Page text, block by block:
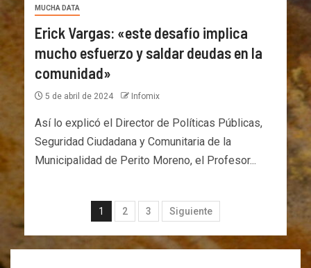
MUCHA DATA
Erick Vargas: «este desafío implica
mucho esfuerzo y saldar deudas en la
comunidad»
5 de abril de 2024 Infomix
Así lo explicó el Director de Políticas Públicas,
Seguridad Ciudadana y Comunitaria de la
Municipalidad de Perito Moreno, el Profesor...
1 2 3 Siguiente